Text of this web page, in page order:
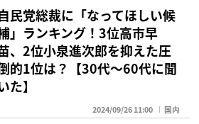
民党総裁に「なってほしい候
」ランキング！3位高市早
、2位小泉進次郎を抑えた圧
的1位は？【30代〜60代に聞
た】
2024/09/26 11:00 国内